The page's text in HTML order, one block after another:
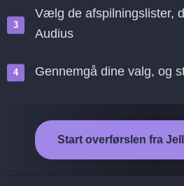
Vælg de afspilningslister,
Audius
Gennemgå dine valg, og
Start overførslen fra